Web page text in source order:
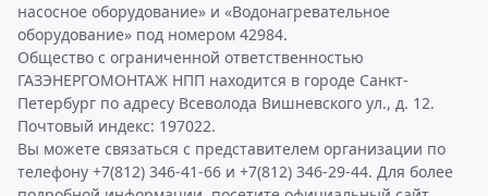
насосное оборудование» и «Водонагревательное
оборудование» под номером 42984.
Общество с ограниченной ответственностью
ГАЗЭНЕРГОМОНТАЖ НПП находится в городе Санкт-
Петербург по адресу Всеволода Вишневского ул., д. 12.
Почтовый индекс: 197022.
Вы можете связаться с представителем организации по
телефону +7(812) 346-41-66 и +7(812) 346-29-44. Для более